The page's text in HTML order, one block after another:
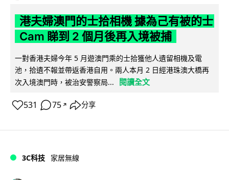
港夫婦澳門的士拾相機 據為己有被的士
Cam 睇到 2 個月後再入境被捕
一對香港夫婦今年 5 月遊澳門乘的士拾獲他人遺留相機及電
池，拾遺不報並帶返香港自用。兩人本月 2 日經港珠澳大橋再
次入境澳門時，被治安警察局...
閱讀全文
531 75 ↗ 分享
3C科技 家居無線